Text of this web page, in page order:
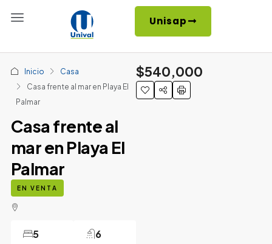
Unisap
Inicio
Casa
Casa frente al mar en Playa El
Palmar
Casa frente al
mar en Playa El
Palmar
EN VENTA
5 6
$540,000